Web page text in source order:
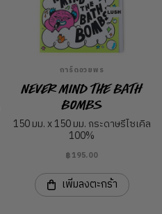
การ์ดอวยพร
Never Mind the Bath
Bombs
150 มม. x 150 มม. กระดาษรีไซเคิล
100%
฿195.00
เพิ่มลงตะกร้า